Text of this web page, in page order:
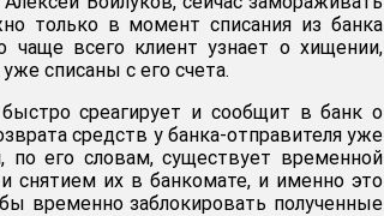
только в момент списания из банка
чаще всего клиент узнает о хищении,
списаны с его счета.
среагирует и сообщит в банк о
средств у банка-отправителя уже
его словам, существует временной
снятием их в банкомате, и именно это
временно заблокировать полученные